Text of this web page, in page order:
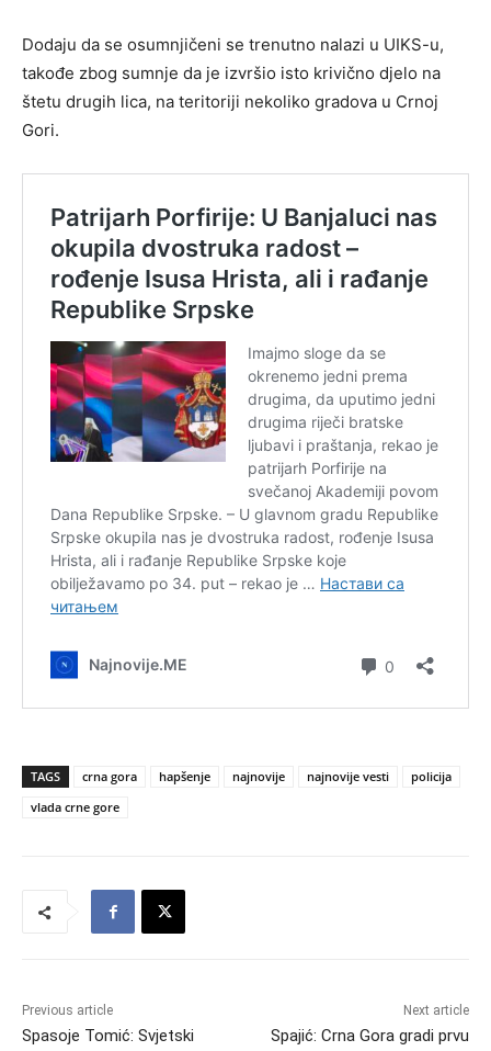
Dodaju da se osumnjičeni se trenutno nalazi u UIKS-u,
takođe zbog sumnje da je izvršio isto krivično djelo na
štetu drugih lica, na teritoriji nekoliko gradova u Crnoj
Gori.
TAGS crna gora hapšenje najnovije najnovije vesti
policija
vlada crne gore
Previous article
Spasoje Tomić: Svjetski
Next article
Spajić: Crna Gora gradi prvu